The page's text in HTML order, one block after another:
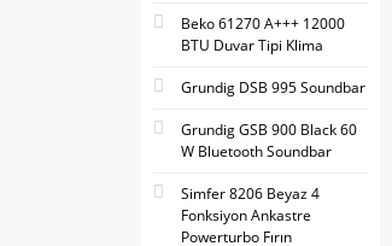
Beko 61270 A+++ 12000
BTU Duvar Tipi Klima
Grundig DSB 995 Soundbar
Grundig GSB 900 Black 60
W Bluetooth Soundbar
Simfer 8206 Beyaz 4
Fonksiyon Ankastre
Powerturbo Fırın